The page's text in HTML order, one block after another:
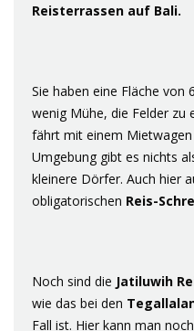
Reisterrassen auf Bali.
Sie haben eine Fläche von
wenig Mühe, die Felder zu
fährt mit einem
Umgebung gibt es nichts
kleinere Dörfer. Auch hier
obligatorischen Reis-
Noch sind die Jatiluwih
wie das bei den
Fall ist. Hier kann man